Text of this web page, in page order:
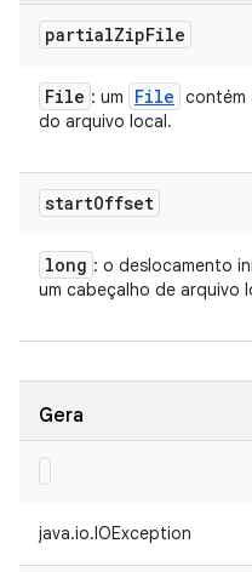
partialZipFile
File : um File contém
do arquivo local.
startOffset
long : o deslocamento
um cabeçalho de arquivo
Gera
java.io.IOException